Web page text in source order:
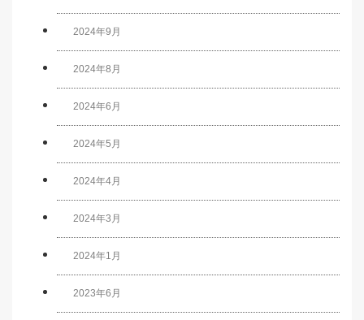
2024年9月
2024年8月
2024年6月
2024年5月
2024年4月
2024年3月
2024年1月
2023年6月